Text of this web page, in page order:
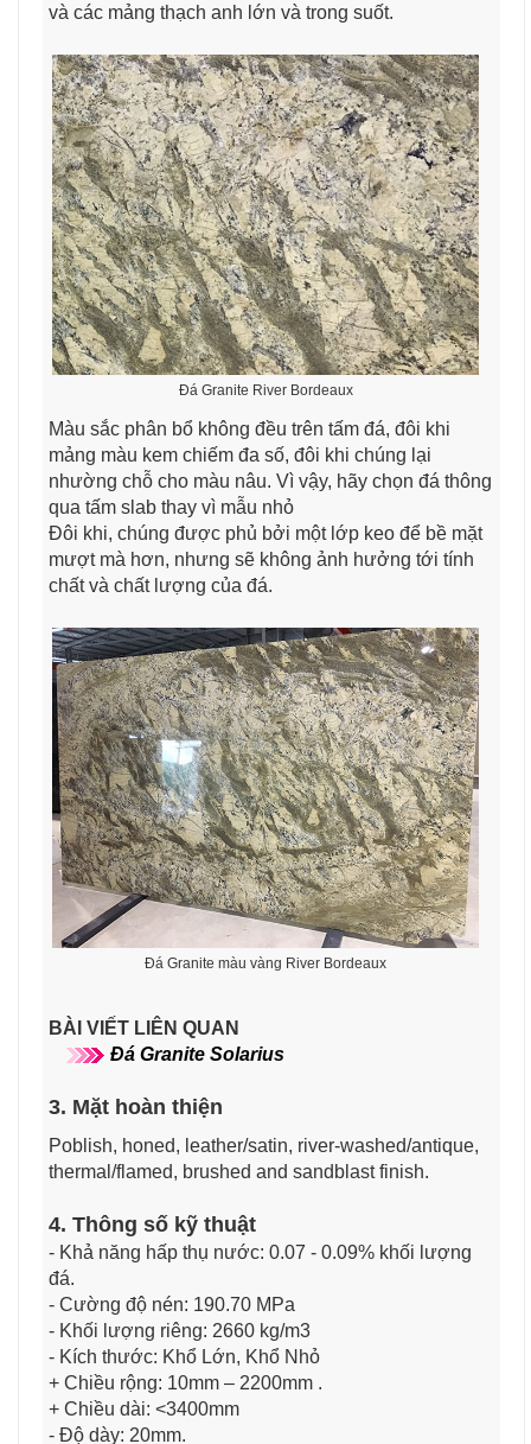
và các mảng thạch anh lớn và trong suốt.
Đá Granite River Bordeaux
Màu sắc phân bổ không đều trên tấm đá, đôi khi
mảng màu kem chiếm đa số, đôi khi chúng lại
nhường chỗ cho màu nâu. Vì vậy, hãy chọn đá thông
qua tấm slab thay vì mẫu nhỏ
Đôi khi, chúng được phủ bởi một lớp keo để bề mặt
mượt mà hơn, nhưng sẽ không ảnh hưởng tới tính
chất và chất lượng của đá.
Đá Granite màu vàng River Bordeaux
BÀI VIẾT LIÊN QUAN
Đá Granite Solarius
3. Mặt hoàn thiện
Poblish, honed, leather/satin, river-washed/antique,
thermal/flamed, brushed and sandblast finish.
4. Thông số kỹ thuật
- Khả năng hấp thụ nước: 0.07 - 0.09% khối lượng
đá.
- Cường độ nén: 190.70 MPa
- Khối lượng riêng: 2660 kg/m3
- Kích thước: Khổ Lớn, Khổ Nhỏ
+ Chiều rộng: 10mm – 2200mm .
+ Chiều dài: <3400mm
- Độ dày: 20mm.